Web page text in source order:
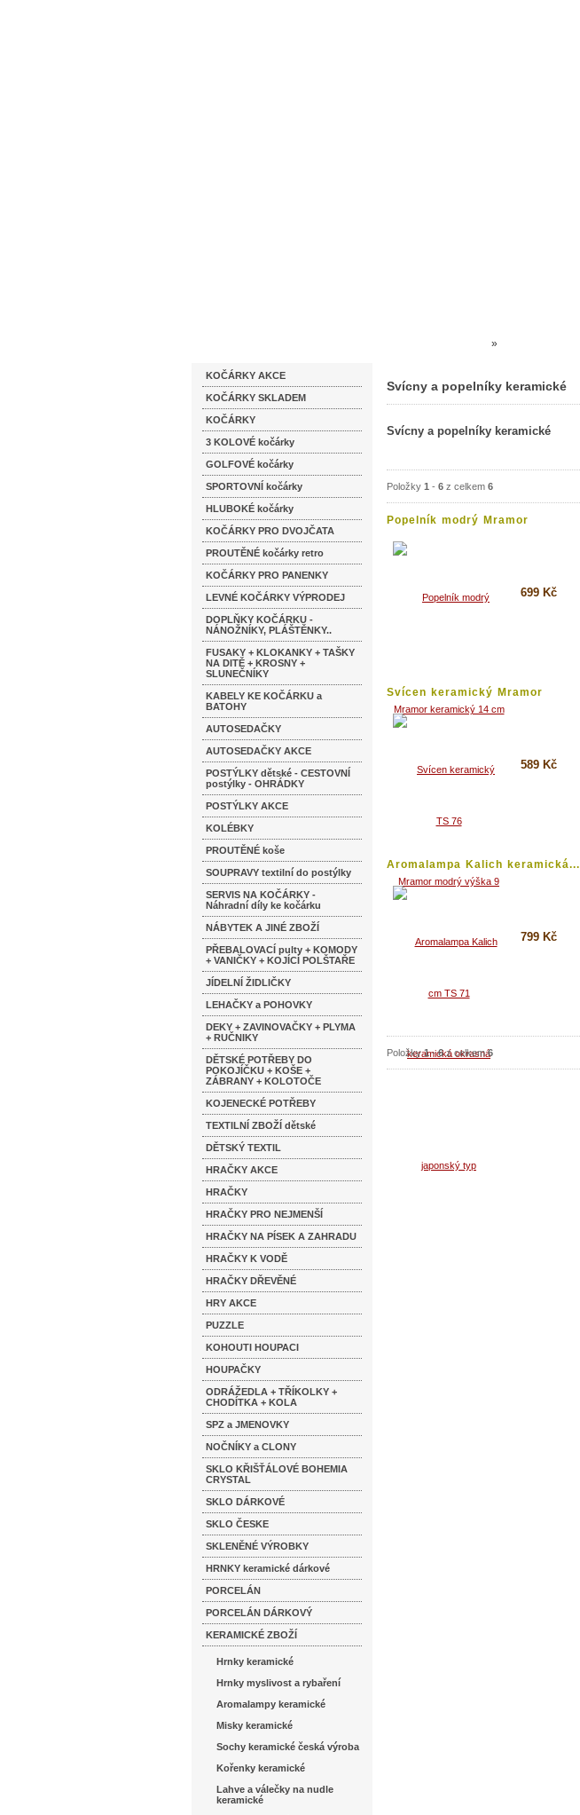
KOČÁRKY AKCE
KOČÁRKY SKLADEM
KOČÁRKY
3 KOLOVÉ kočárky
GOLFOVÉ kočárky
SPORTOVNÍ kočárky
HLUBOKÉ kočárky
KOČÁRKY PRO DVOJČATA
PROUTĚNÉ kočárky retro
KOČÁRKY PRO PANENKY
LEVNÉ KOČÁRKY VÝPRODEJ
DOPLŇKY KOČÁRKU -
NÁNOŽNÍKY, PLÁŠTĚNKY..
FUSAKY + KLOKANKY + TAŠKY
NA DITĚ + KROSNY +
SLUNEČNÍKY
KABELY KE KOČÁRKU a
BATOHY
AUTOSEDAČKY
AUTOSEDAČKY AKCE
POSTÝLKY dětské - CESTOVNÍ
postýlky - OHRÁDKY
POSTÝLKY AKCE
KOLÉBKY
PROUTĚNÉ koše
SOUPRAVY textilní do postýlky
SERVIS NA KOČÁRKY -
Náhradní díly ke kočárku
NÁBYTEK A JINÉ ZBOŽÍ
PŘEBALOVACÍ pulty + KOMODY
+ VANIČKY + KOJÍCÍ POLŠTAŘE
JÍDELNÍ ŽIDLIČKY
LEHAČKY a POHOVKY
DEKY + ZAVINOVAČKY + PLYMA
+ RUČNIKY
DĚTSKÉ POTŘEBY DO
POKOJÍČKU + KOŠE +
ZÁBRANY + KOLOTOČE
KOJENECKÉ POTŘEBY
TEXTILNÍ ZBOŽÍ dětské
DĚTSKÝ TEXTIL
HRAČKY AKCE
HRAČKY
HRAČKY PRO NEJMENŠÍ
HRAČKY NA PÍSEK A ZAHRADU
HRAČKY K VODĚ
HRAČKY DŘEVĚNÉ
HRY AKCE
PUZZLE
KOHOUTI HOUPACI
HOUPAČKY
ODRÁŽEDLA + TŘÍKOLKY +
CHODÍTKA + KOLA
SPZ a JMENOVKY
NOČNÍKY a CLONY
SKLO KŘIŠŤÁLOVÉ BOHEMIA
CRYSTAL
SKLO DÁRKOVÉ
SKLO ČESKE
SKLENĚNÉ VÝROBKY
HRNKY keramické dárkové
PORCELÁN
PORCELÁN DÁRKOVÝ
KERAMICKÉ ZBOŽÍ
Hrnky keramické
Hrnky myslivost a rybaření
Aromalampy keramické
Misky keramické
Sochy keramické česká výroba
Kořenky keramické
Lahve a válečky na nudle
keramické
»
Svícny a popelníky keramické
Svícny a popelníky keramické
Položky 1 - 6 z celkem 6
Popelník modrý Mramor
699 Kč
Svícen keramický Mramor
modrý...
589 Kč
Aromalampa Kalich keramická...
799 Kč
Položky1-6z celkem6